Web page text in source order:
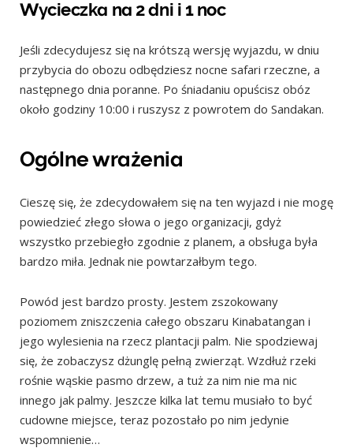
Wycieczka na 2 dni i 1 noc
Jeśli zdecydujesz się na krótszą wersję wyjazdu, w dniu
przybycia do obozu odbędziesz nocne safari rzeczne, a
następnego dnia poranne. Po śniadaniu opuścisz obóz
około godziny 10:00 i ruszysz z powrotem do Sandakan.
Ogólne wrażenia
Cieszę się, że zdecydowałem się na ten wyjazd i nie mogę
powiedzieć złego słowa o jego organizacji, gdyż
wszystko przebiegło zgodnie z planem, a obsługa była
bardzo miła. Jednak nie powtarzałbym tego.
Powód jest bardzo prosty. Jestem zszokowany
poziomem zniszczenia całego obszaru Kinabatangan i
jego wylesienia na rzecz plantacji palm. Nie spodziewaj
się, że zobaczysz dżunglę pełną zwierząt. Wzdłuż rzeki
rośnie wąskie pasmo drzew, a tuż za nim nie ma nic
innego jak palmy. Jeszcze kilka lat temu musiało to być
cudowne miejsce, teraz pozostało po nim jedynie
wspomnienie…